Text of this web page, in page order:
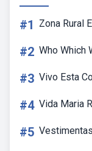
#1 Zona Rural
#2 Who Which
#3 Vivo Esta
#4 Vida Maria
#5